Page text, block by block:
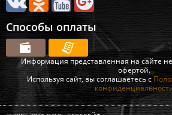
Способы оплаты
Информация представленная на сайте
офертой.
Используя сайт, вы соглашаетесь с